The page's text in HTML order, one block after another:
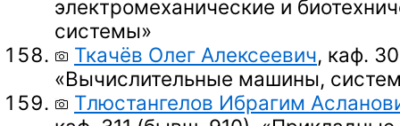
электромеханические и
системы»
Ткачёв Олег Алексеевич, каф.
«Вычислительные машины,
Тлюстангелов Ибрагим